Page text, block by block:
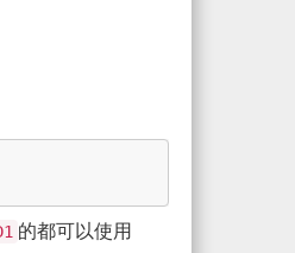
的都可以使用